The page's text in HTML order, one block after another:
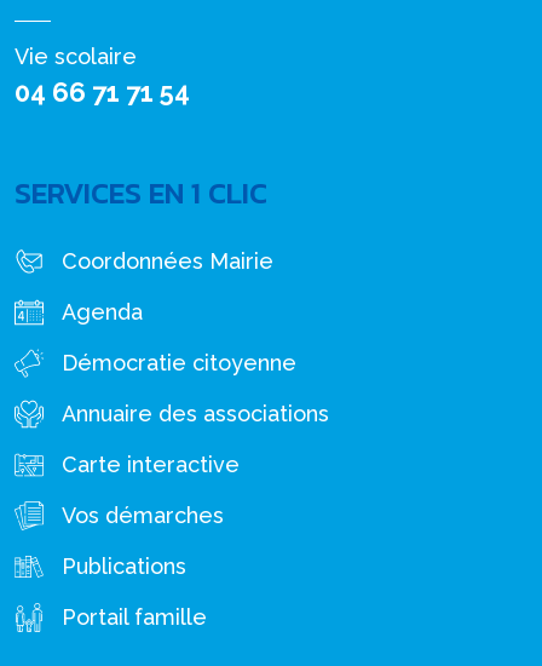
Vie scolaire
04 66 71 71 54
SERVICES EN 1 CLIC
Coordonnées Mairie
Agenda
Démocratie citoyenne
Annuaire des associations
Carte interactive
Vos démarches
Publications
Portail famille